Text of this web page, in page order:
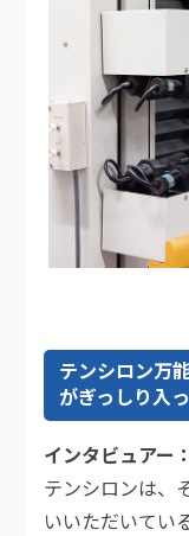
テンシロン万
がぎっしり入っ
インタビュアー
テンシロンは、
いいただいてい